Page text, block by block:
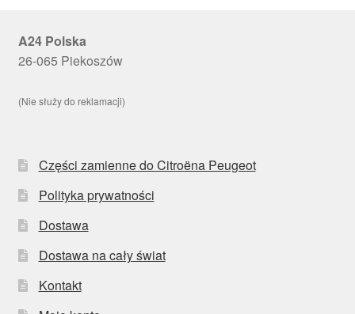
A24 Polska
26-065 Piekoszów
(Nie służy do reklamacji)
Części zamienne do Citroëna Peugeot
Polityka prywatności
Dostawa
Dostawa na cały świat
Kontakt